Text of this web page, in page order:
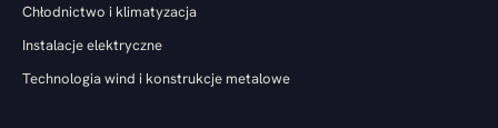
Chłodnictwo i klimatyzacja
Instalacje elektryczne
Technologia wind i konstrukcje metalowe